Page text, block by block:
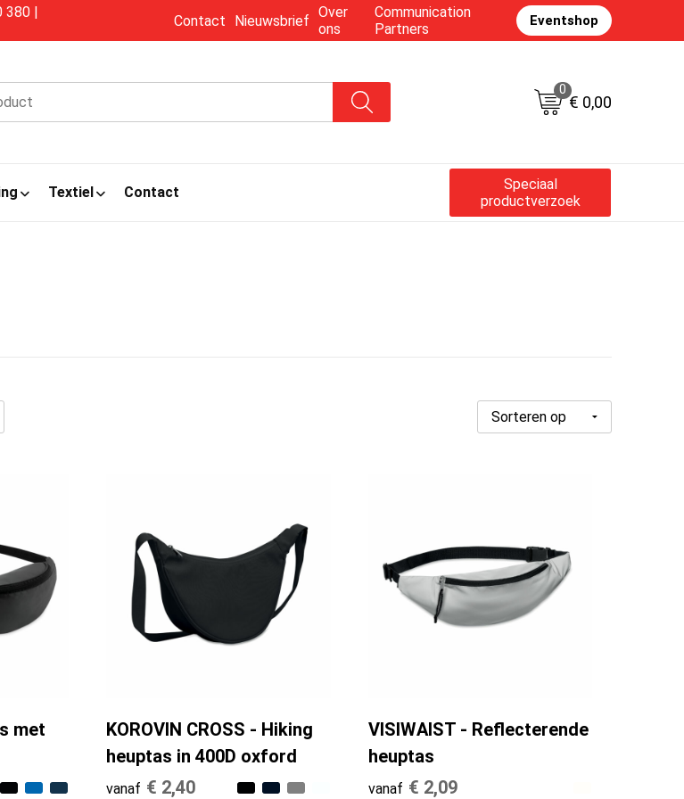
380 |
Contact Nieuwsbrief Over
ons
Communication
Partners
Eventshop
0
€ 0,00
Textiel Contact
Speciaal
productverzoek
met
KOROVIN CROSS - Hiking
heuptas in 400D oxford
vanaf € 2,40
VISIWAIST - Reflecterende
heuptas
vanaf € 2,09